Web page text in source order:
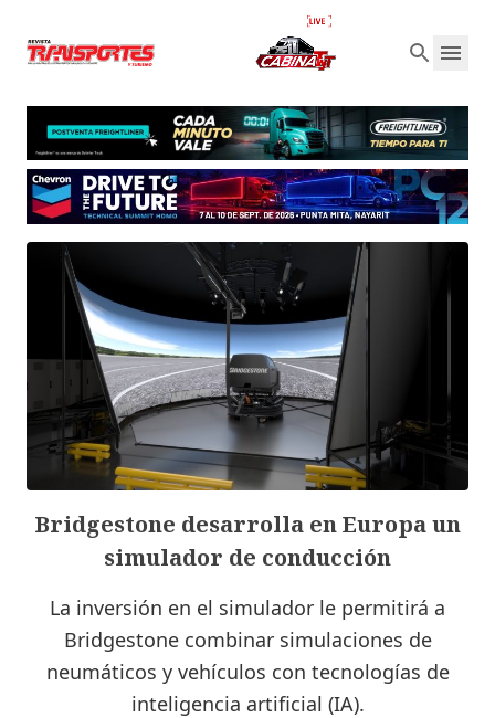
Bridgestone desarrolla en Europa un
simulador de conducción
La inversión en el simulador le permitirá a
Bridgestone combinar simulaciones de
neumáticos y vehículos con tecnologías de
inteligencia artificial (IA).